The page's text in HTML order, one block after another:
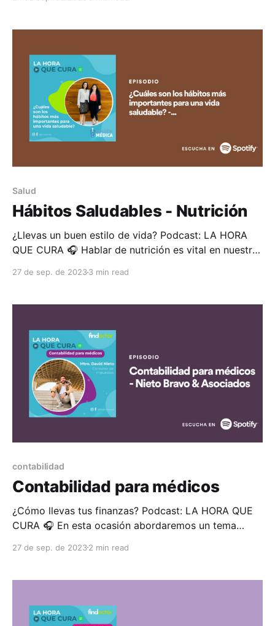
cirugía plástica, resolveremos todas tus dudas
mundo han evolucionado, cada continente adapta a
Salud
Hábitos Saludables - Nutrición
¿Llevas un buen estilo de vida? Podcast: LA HORA
QUE CURA 🎧 Hablar de nutrición es vital en nuestro
nutrición deportiva con más de 20 años de práctica
27 de sep. de 20233 min read
contabilidad
Contabilidad para médicos
¿Cómo llevas tus finanzas? Podcast: LA HORA QUE
CURA 🎧 En esta ocasión abordaremos un tema
David Nieto: Consultor de impuestos, tocaremos el
y nos hablará sobre la importancia de declarar
27 de sep. de 20232 min read